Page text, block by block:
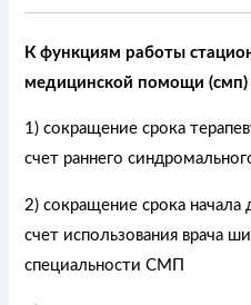
К функциям работы
медицинской помощи (смп)
1) сокращение срока
счет раннего
2) сокращение срока начала
счет использования врача
специальности СМП